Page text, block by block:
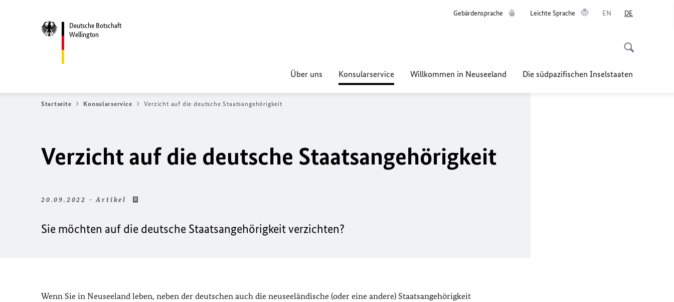
Deutsche Botschaft
Wellington
Gebärdensprache Leichte Sprache EN DE
Über uns Konsularservice Willkommen in Neuseeland Die südpazifischen Inselstaaten
Startseite Konsularservice Verzicht auf die deutsche Staatsangehörigkeit
Verzicht auf die deutsche Staatsangehörigkeit
20.09.2022 - Artikel
Sie möchten auf die deutsche Staatsangehörigkeit verzichten?
Wenn Sie in Neuseeland leben, neben der deutschen auch die neuseeländische (oder eine andere) Staatsangehörigkeit